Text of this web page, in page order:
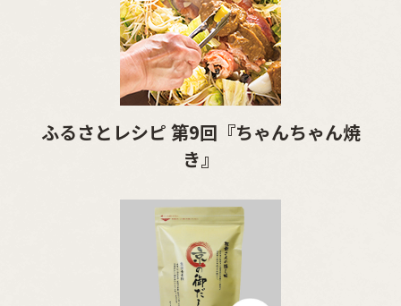
ふるさとレシピ 第9回『ちゃんちゃん焼
き』